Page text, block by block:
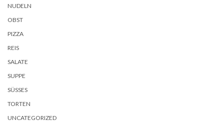
NUDELN
OBST
PIZZA
REIS
SALATE
SUPPE
SÜSSES
TORTEN
UNCATEGORIZED